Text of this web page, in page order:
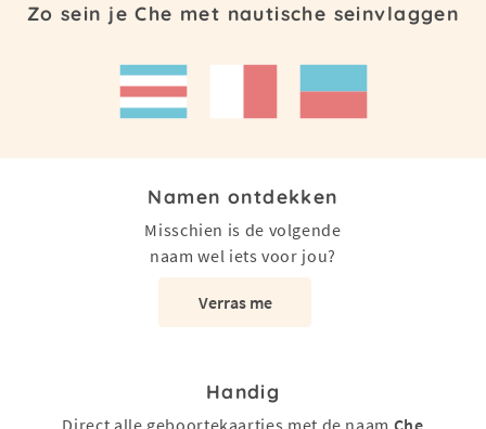
Zo sein je Che met nautische seinvlaggen
Namen ontdekken
Misschien is de volgende
naam wel iets voor jou?
Verras me
Handig
Direct alle geboortekaartjes met de naam Che